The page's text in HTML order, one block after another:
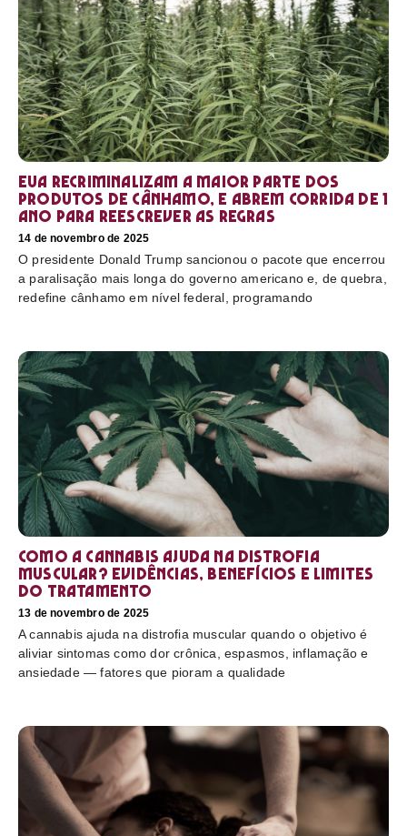
EUA recriminalizam a maior parte dos
produtos de cânhamo, e abrem corrida de 1
ano para reescrever as regras
14 de novembro de 2025
O presidente Donald Trump sancionou o pacote que encerrou
a paralisação mais longa do governo americano e, de quebra,
redefine cânhamo em nível federal, programando
Como a cannabis ajuda na distrofia
muscular? Evidências, benefícios e limites
do tratamento
13 de novembro de 2025
A cannabis ajuda na distrofia muscular quando o objetivo é
aliviar sintomas como dor crônica, espasmos, inflamação e
ansiedade — fatores que pioram a qualidade